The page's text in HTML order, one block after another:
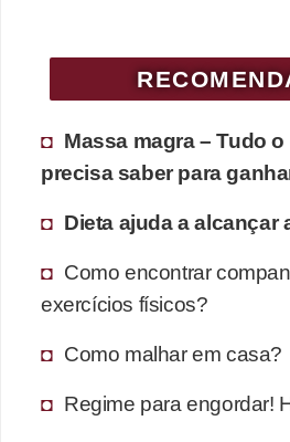
Massa magra – Tudo
precisa saber para
Dieta ajuda a alcançar
Como encontrar
exercícios físicos?
Como malhar em casa?
Regime para engordar!